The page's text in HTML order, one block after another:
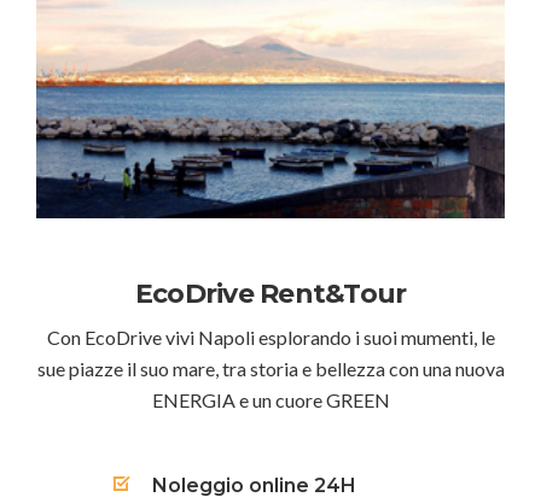
EcoDrive Rent&Tour
Con EcoDrive vivi Napoli esplorando i suoi mumenti, le
sue piazze il suo mare, tra storia e bellezza con una nuova
ENERGIA e un cuore GREEN
Noleggio online 24H